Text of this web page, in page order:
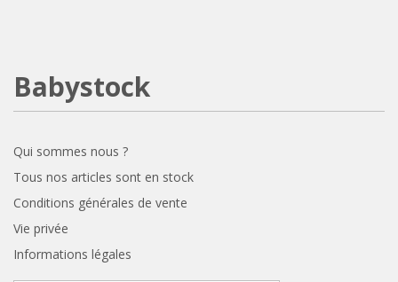
Babystock
Qui sommes nous ?
Tous nos articles sont en stock
Conditions générales de vente
Vie privée
Informations légales